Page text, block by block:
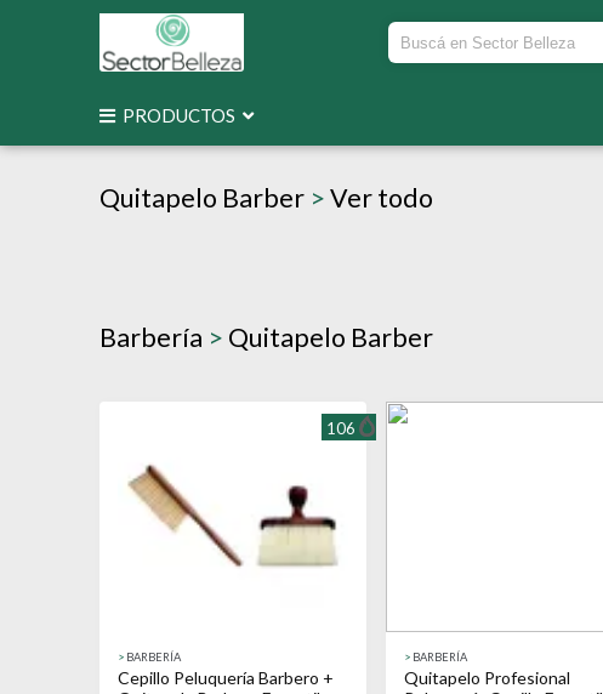
PRODUCTOS
Quitapelo Barber >Ver todo
Barbería > Quitapelo Barber
106
> BARBERÍA
Cepillo Peluquería Barbero +
> BARBERÍA
Quitapelo Profesional